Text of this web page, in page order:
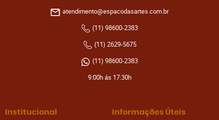
(11) 98600-2383
(11) 2629-5675
(11) 98600-2383
9:00h ás 17:30h
atendimento@espacodasartes.com.br
Institucional Informações Úteis